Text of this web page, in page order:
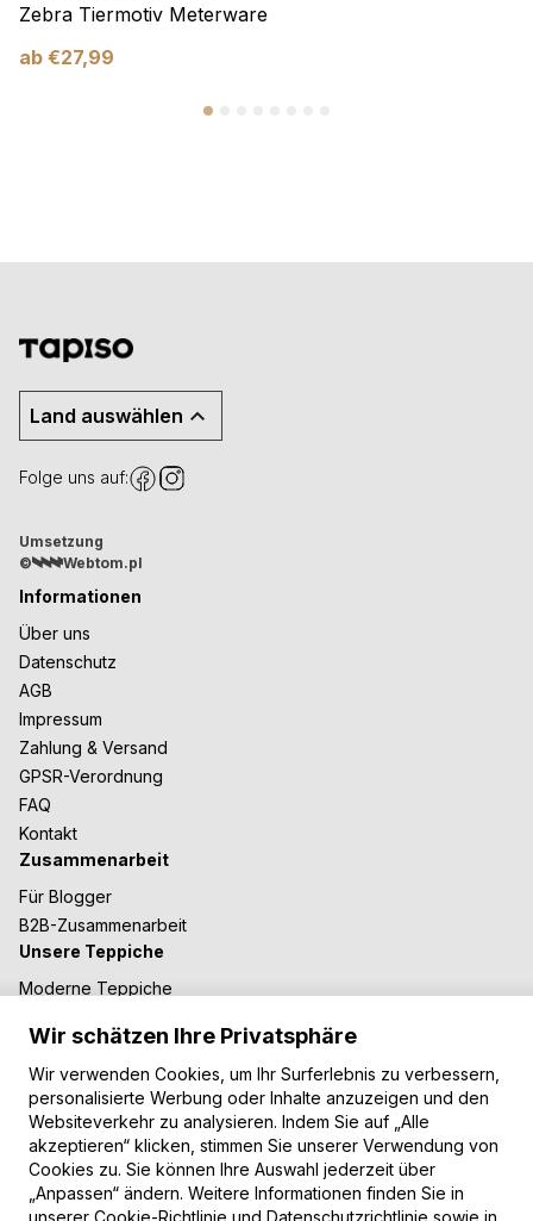
Zebra Tiermotiv Meterware
ab €27,99
Land auswählen
Folge uns auf:
Umsetzung
©
Webtom.pl
Informationen
Über uns
Datenschutz
AGB
Impressum
Zahlung & Versand
GPSR-Verordnung
FAQ
Kontakt
Zusammenarbeit
Für Blogger
B2B-Zusammenarbeit
Unsere Teppiche
Moderne Teppiche
Shaggy Teppiche
Kinderteppiche
Zahlungsarten
Wir schätzen Ihre Privatsphäre
Wir verwenden Cookies, um Ihr Surferlebnis zu verbessern,
personalisierte Werbung oder Inhalte anzuzeigen und den
Websiteverkehr zu analysieren. Indem Sie auf „Alle
akzeptieren“ klicken, stimmen Sie unserer Verwendung von
Cookies zu. Sie können Ihre Auswahl jederzeit über
„Anpassen“ ändern. Weitere Informationen finden Sie in
unserer Cookie-Richtlinie und Datenschutzrichtlinie sowie in